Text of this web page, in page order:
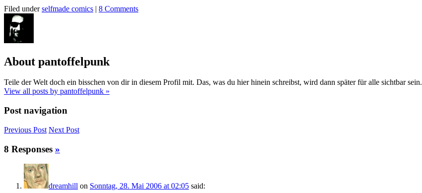
Filed underselfmade comics | 8 Comments
About pantoffelpunk
Teile der Welt doch ein bisschen von dir in diesem Profil mit. Das, was du hier hinein schreibst, wird dann später für alle sichtbar sein.
View all posts by pantoffelpunk »
Post navigation
Previous Post Next Post
8 Responses »
dreamhill on Sonntag, 28. Mai 2006 at 02:05 said: